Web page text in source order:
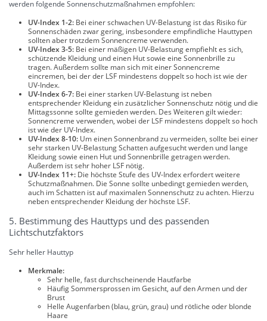
werden folgende Sonnenschutzmaßnahmen empfohlen:
UV-Index 1-2: Bei einer schwachen UV-Belastung ist das Risiko für
Sonnenschäden zwar gering, insbesondere empfindliche Hauttypen
sollten aber trotzdem Sonnencreme verwenden.
UV-Index 3-5: Bei einer mäßigen UV-Belastung empfiehlt es sich,
schützende Kleidung und einen Hut sowie eine Sonnenbrille zu
tragen. Außerdem sollte man sich mit einer Sonnencreme
eincremen, bei der der LSF mindestens doppelt so hoch ist wie der
UV-Index.
UV-Index 6-7: Bei einer starken UV-Belastung ist neben
entsprechender Kleidung ein zusätzlicher Sonnenschutz nötig und die
Mittagssonne sollte gemieden werden. Des Weiteren gilt wieder:
Sonnencreme verwenden, wobei der LSF mindestens doppelt so hoch
ist wie der UV-Index.
UV-Index 8-10: Um einen Sonnenbrand zu vermeiden, sollte bei einer
sehr starken UV-Belastung Schatten aufgesucht werden und lange
Kleidung sowie einen Hut und Sonnenbrille getragen werden.
Außerdem ist sehr hoher LSF nötig.
UV-Index 11+: Die höchste Stufe des UV-Index erfordert weitere
Schutzmaßnahmen. Die Sonne sollte unbedingt gemieden werden,
auch im Schatten ist auf maximalen Sonnenschutz zu achten. Hierzu
neben entsprechender Kleidung der höchste LSF.
5. Bestimmung des Hauttyps und des passenden
Lichtschutzfaktors
Sehr heller Hauttyp
Merkmale:
Sehr helle, fast durchscheinende Hautfarbe
Häufig Sommersprossen im Gesicht, auf den Armen und der
Brust
Helle Augenfarben (blau, grün, grau) und rötliche oder blonde
Haare